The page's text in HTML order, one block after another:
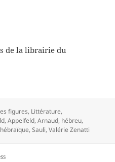
de la librairie du
figures, Littérature,
,Appelfeld,Arnaud, hébreu,
,Sauli,Valérie Zenatti